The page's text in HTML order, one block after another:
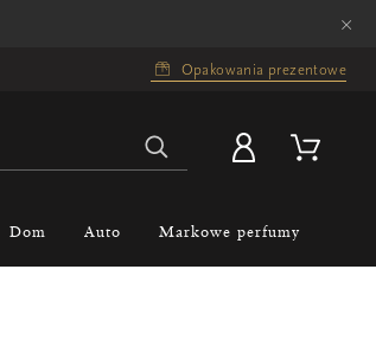
×
Opakowania prezentowe
Dom Auto Markowe perfumy